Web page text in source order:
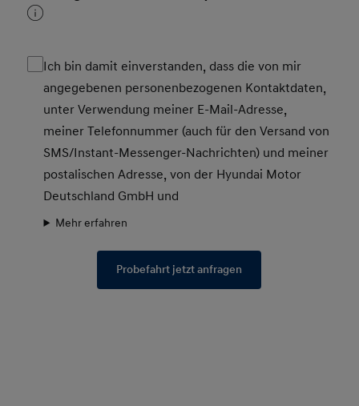
Ich bin damit einverstanden, dass die von mir
angegebenen personenbezogenen Kontaktdaten,
unter Verwendung meiner E-Mail-Adresse,
meiner Telefonnummer (auch für den Versand von
SMS/Instant-Messenger-Nachrichten) und meiner
postalischen Adresse, von der Hyundai Motor
Deutschland GmbH und
Mehr erfahren
Probefahrt jetzt anfragen